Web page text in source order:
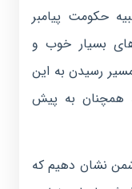
حکومت پیامبر
بسیار خوب و
رسیدن به این
همچنان به پیش
نشان دهیم که